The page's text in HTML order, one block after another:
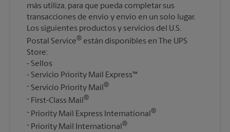
más utiliza, para que pueda completar sus
transacciones de envío y envío en un solo lugar.
Los siguientes productos y servicios del U.S.
Postal Service® están disponibles en The UPS
Store:
Sellos
Servicio Priority Mail Express™
Servicio Priority Mail®
First-Class Mail®
Priority Mail Express International ®
Priority Mail International®